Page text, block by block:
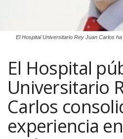
El Hospital Universitario Rey Juan Carlos
El Hospital
Universitario
Carlos
experiencia